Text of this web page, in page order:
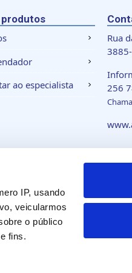
IP, usando
veicularmos
o público
fins.
produtos
ao especialista
Rua
256